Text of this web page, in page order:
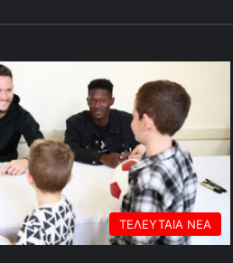
ΤΕΛΕΥΤΑΙΑ ΝΕΑ